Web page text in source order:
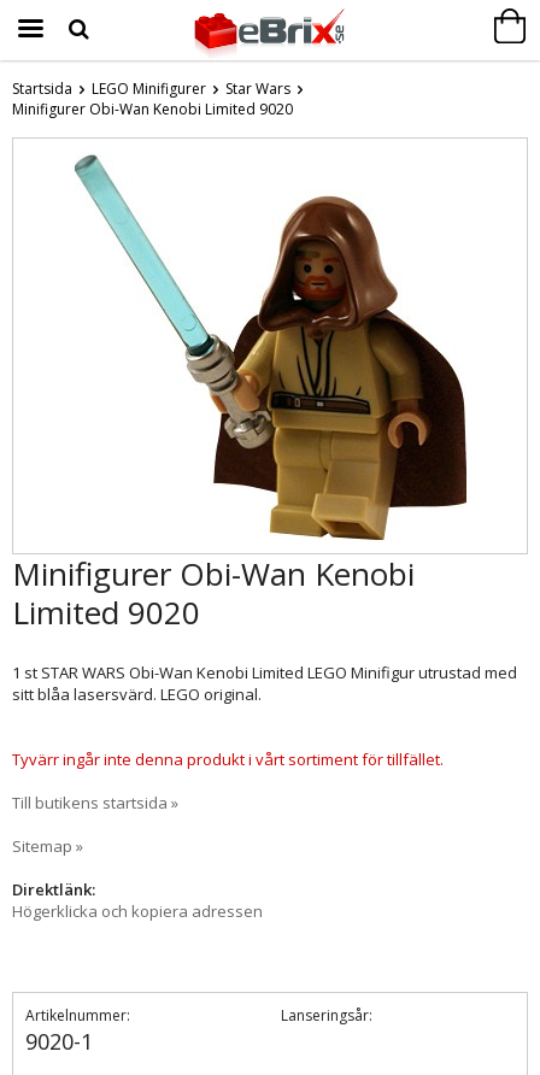
Produkten har blivit tillagd i varukorgen
Startsida LEGO Minifigurer
Star Wars
Minifigurer Obi-Wan Kenobi Limited 9020
Minifigurer Obi-Wan Kenobi
Limited 9020
1 st STAR WARS Obi-Wan Kenobi Limited LEGO Minifigur utrustad med
sitt blåa lasersvärd. LEGO original.
Tyvärr ingår inte denna produkt i vårt sortiment för tillfället.
Till butikens startsida »
Sitemap »
Direktlänk:
Högerklicka och kopiera adressen
Artikelnummer:
9020-1
Lanseringsår: